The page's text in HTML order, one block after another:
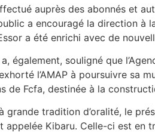
auprès des abonnés et
a encouragé la direction à
a été enrichi avec de
également, souligné que
l’AMAP à poursuivre sa
de Fcfa, destinée à la
grande tradition d’oralité, le
appelée Kibaru. Celle-ci est en